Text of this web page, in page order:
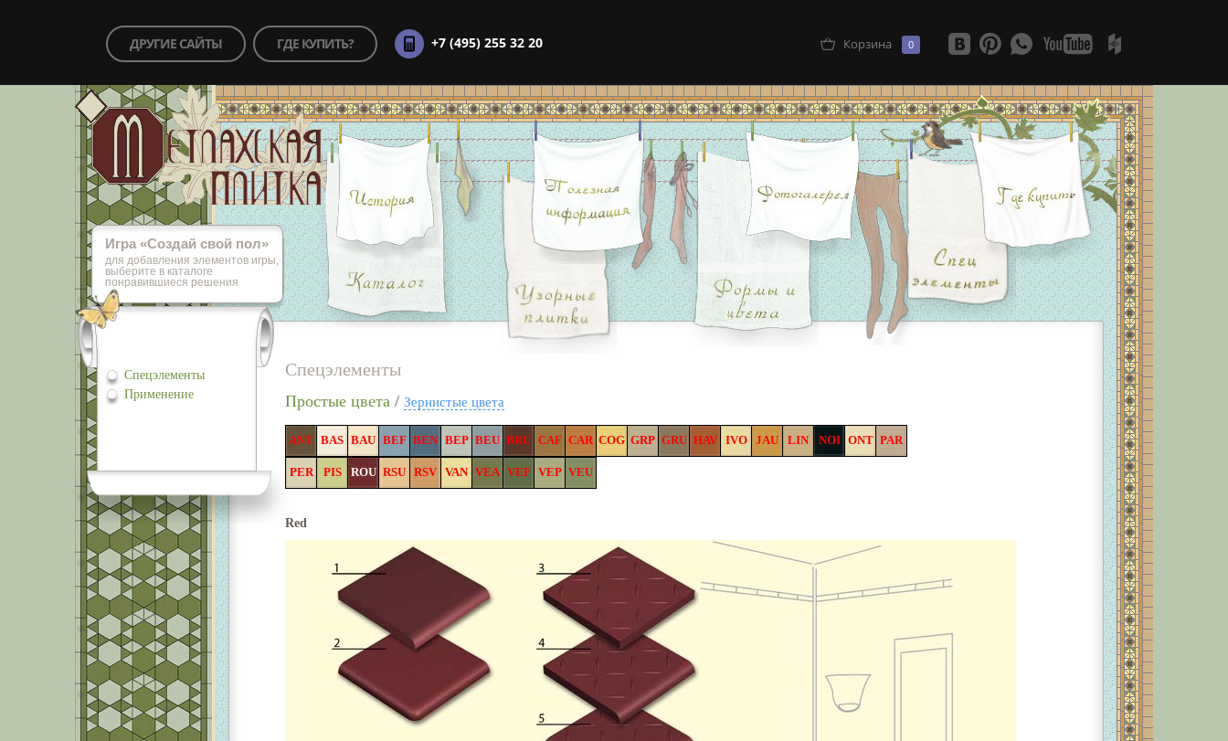
ДРУГИЕ САЙТЫ ГДЕ КУПИТЬ? +7 (495) 255 32 20 Корзина 0
Игра «Cоздай свой пол»
для добавления элементов игры,
выберите в каталоге
понравившиеся решения
Спецэлементы
Применение
Спецэлементы
Простые цвета / Зернистые цвета
ANT BAS BAU BEF BEN BEP BEU BRU CAF CAR COG GRP GRU HAV IVO JAU LIN NOI ONT PAR
PER PIS ROU RSU RSV VAN VEA VEF VEP VEU
Red